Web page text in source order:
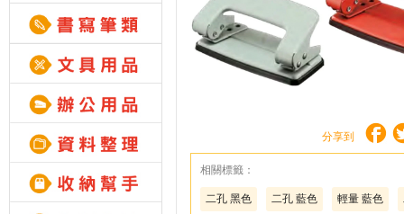
分享到
相關標籤：
二孔 黑色 二孔 藍色 輕量 藍色